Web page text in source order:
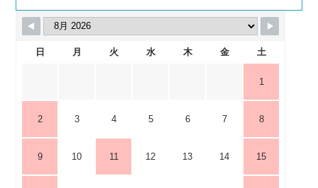
日 月 火 水 木 金 土
1
2 3 4 5 6 7 8
9 10 11 12 13 14 15